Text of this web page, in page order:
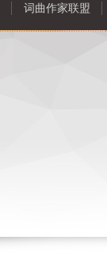
词曲作家联盟